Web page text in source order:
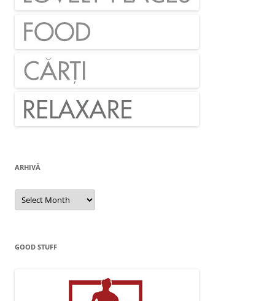
ARHIVĂ
Arhivă
GOOD STUFF